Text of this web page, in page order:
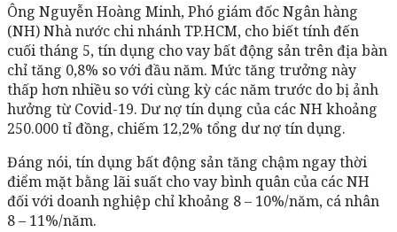
Ông Nguyễn Hoàng Minh, Phó giám đốc Ngân hàng
(NH) Nhà nước chi nhánh TP.HCM, cho biết tính đến
cuối tháng 5, tín dụng cho vay bất động sản trên địa bàn
chỉ tăng 0,8% so với đầu năm. Mức tăng trưởng này
thấp hơn nhiều so với cùng kỳ các năm trước do bị ảnh
hưởng từ Covid-19. Dư nợ tín dụng của các NH khoảng
250.000 tỉ đồng, chiếm 12,2% tổng dư nợ tín dụng.
Đáng nói, tín dụng bất động sản tăng chậm ngay thời
điểm mặt bằng lãi suất cho vay bình quân của các NH
đối với doanh nghiệp chỉ khoảng 8 – 10%/năm, cá nhân
8 – 11%/năm.